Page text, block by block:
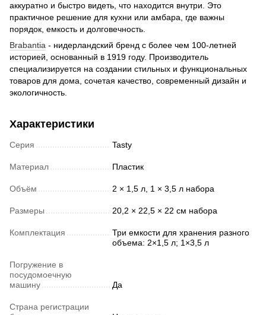
аккуратно и быстро видеть, что находится внутри. Это
практичное решение для кухни или амбара, где важны
порядок, емкость и долговечность.
Brabantia - нидерландский бренд с более чем 100-летней
историей, основанный в 1919 году. Производитель
специализируется на создании стильных и функциональных
товаров для дома, сочетая качество, современный дизайн и
экологичность.
Характеристики
Серия Tasty
Материал Пластик
Объём 2 × 1,5 л, 1 × 3,5 л набора
Размеры 20,2 × 22,5 × 22 см набора
Комплектация
Три емкости для хранения разного
объема: 2×1,5 л; 1×3,5 л
Погружение в
посудомоечную
машину
Да
Страна регистрации